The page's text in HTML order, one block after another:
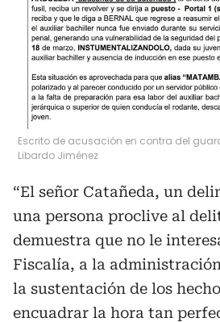
Escrito de acusación en contra del
Libardo Jiménez
“El señor Catañeda, un
una persona proclive al
demuestra que no le
Fiscalía, a la
la sustentación de los
encuadrar la hora tan